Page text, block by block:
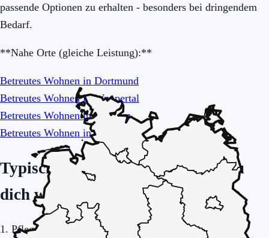
passende Optionen zu erhalten - besonders bei dringendem
Bedarf.
**Nahe Orte (gleiche Leistung):**
Betreutes Wohnen in Dortmund
Betreutes Wohnen in Wuppertal
Betreutes Wohnen in Bochum
Betreutes Wohnen in Remscheid
Typische Ausgangslagen (damit du
dich wiederfindest)
1. Pflegebedarf steigt schleichend.